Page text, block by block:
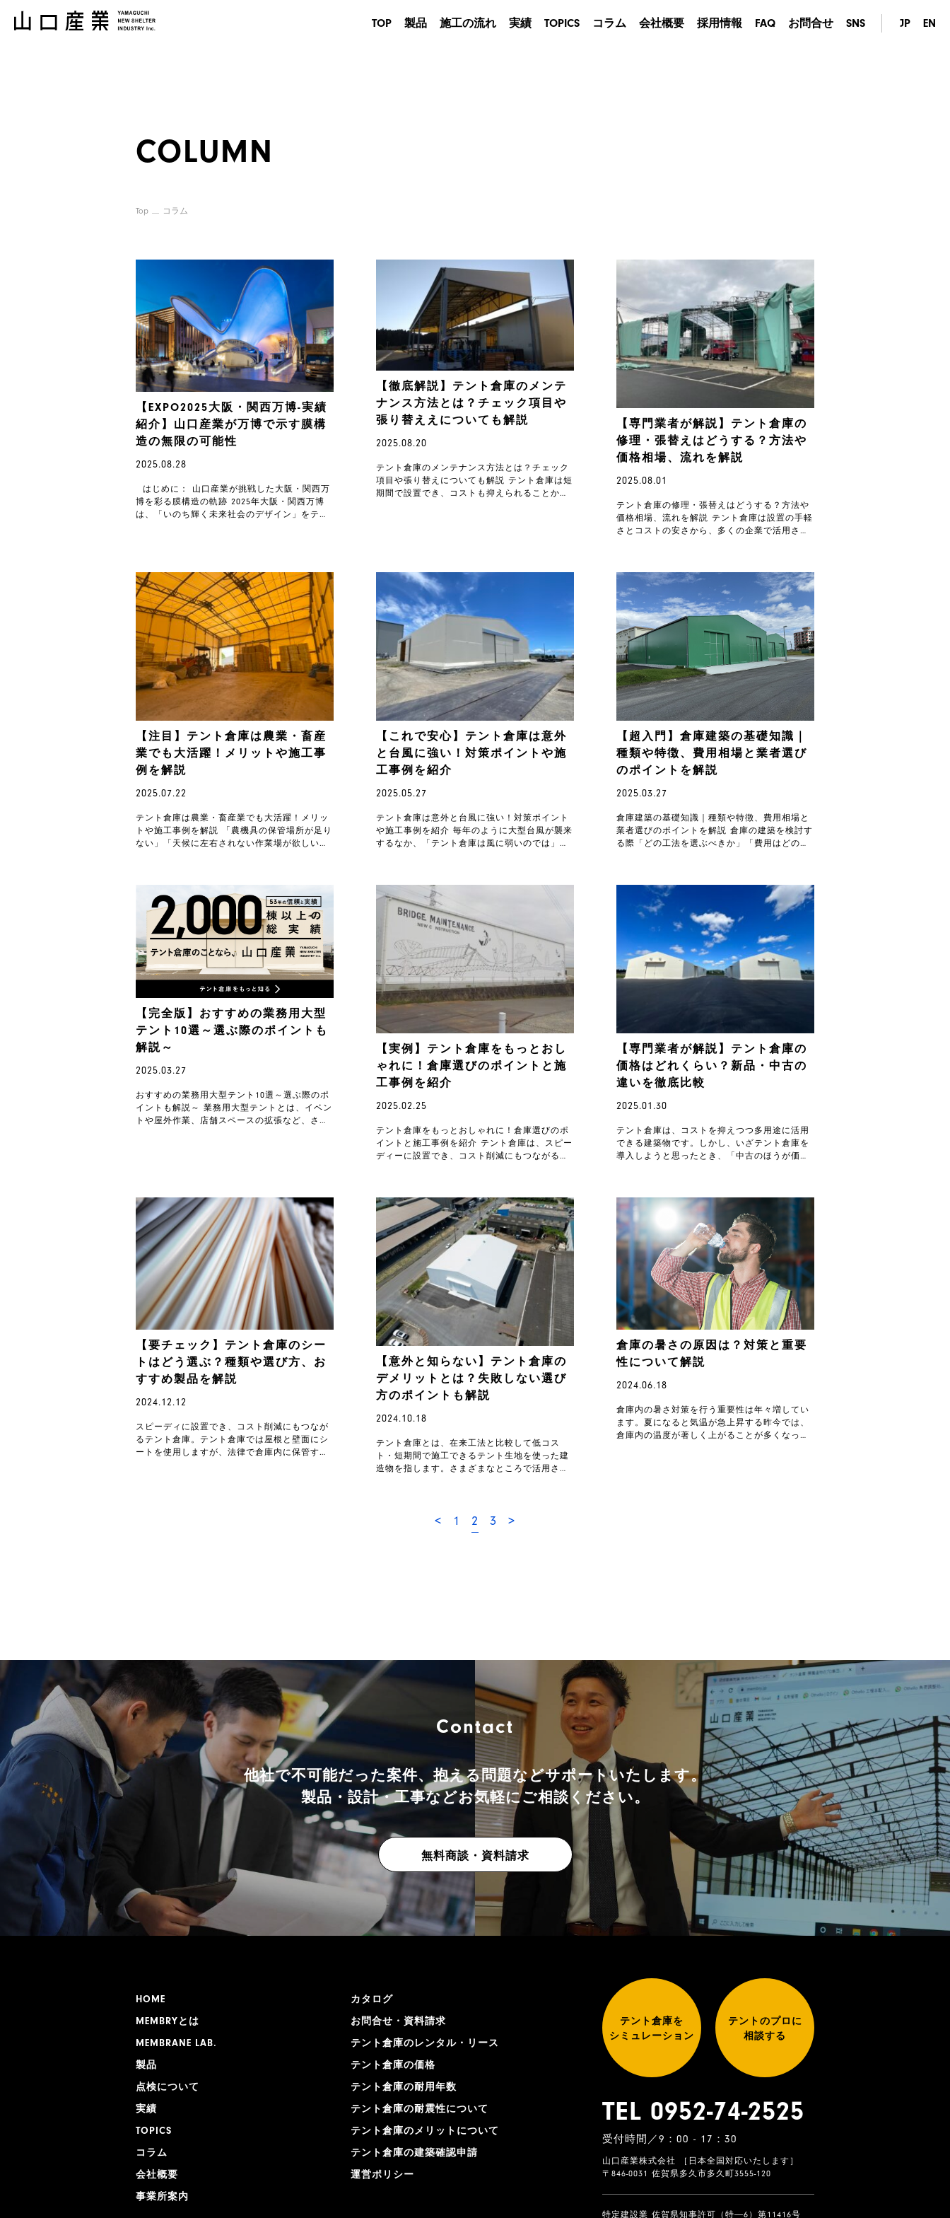
TOP 製品 施工の流れ 実績 TOPICS コラム 会社概要 採用情報 FAQ お問合せ SNS JP EN
COLUMN
Top コラム
【EXPO2025大阪・関西万博-実績
紹介】 山口産業が万博で示す膜構
造の無限の可能性
2025.08.28
はじめに： 山口産業が挑戦した大阪・関西万
博を彩る膜構造の軌跡 2025年大阪・関西万博
は、「いのち輝く未来社会のデザイン」をテー
【徹底解説】テント倉庫のメンテ
ナンス方法とは？チェック項目や
張り替ええについても解説
2025.08.20
テント倉庫のメンテナンス方法とは？チェック
項目や張り替えについても解説 テント倉庫は短
期間で設置でき、コストも抑えられることから
【専門業者が解説】テント倉庫の
修理・張替えはどうする？方法や
価格相場、流れを解説
2025.08.01
テント倉庫の修理・張替えはどうする？方法や
価格相場、流れを解説 テント倉庫は設置の手軽
さとコストの安さから、多くの企業で活用され
【注目】テント倉庫は農業・畜産
業でも大活躍！メリットや施工事
例を解説
2025.07.22
テント倉庫は農業・畜産業でも大活躍！メリッ
トや施工事例を解説 「農機具の保管場所が足り
ない」「天候に左右されない作業場が欲しい」
【これで安心】テント倉庫は意外
と台風に強い！対策ポイントや施
工事例を紹介
2025.05.27
テント倉庫は意外と台風に強い！対策ポイント
や施工事例を紹介 毎年のように大型台風が襲来
するなか、「テント倉庫は風に弱いのでは」と
【超入門】倉庫建築の基礎知識｜
種類や特徴、費用相場と業者選び
のポイントを解説
2025.03.27
倉庫建築の基礎知識｜種類や特徴、費用相場と
業者選びのポイントを解説 倉庫の建築を検討す
る際「どの工法を選ぶべきか」「費用はどのく
【完全版】おすすめの業務用大型
テント10選～選ぶ際のポイントも
解説～
2025.03.27
おすすめの業務用大型テント10選～選ぶ際のポ
イントも解説～ 業務用大型テントとは、イベン
トや屋外作業、店舗スペースの拡張など、さま
【実例】テント倉庫をもっとおし
ゃれに！倉庫選びのポイントと施
工事例を紹介
2025.02.25
テント倉庫をもっとおしゃれに！倉庫選びのポ
イントと施工事例を紹介 テント倉庫は、スピー
ディーに設置でき、コスト削減にもつながる便
【専門業者が解説】テント倉庫の
価格はどれくらい？新品・中古の
違いを徹底比較
2025.01.30
テント倉庫は、コストを抑えつつ多用途に活用
できる建築物です。しかし、いざテント倉庫を
導入しようと思ったとき、「中古のほうが価格
【要チェック】テント倉庫のシー
トはどう選ぶ？種類や選び方、お
すすめ製品を解説
2024.12.12
スピーディに設置でき、コスト削減にもつなが
るテント倉庫。テント倉庫では屋根と壁面にシ
ートを使用しますが、法律で倉庫内に保管する
【意外と知らない】テント倉庫の
デメリットとは？失敗しない選び
方のポイントも解説
2024.10.18
テント倉庫とは、在来工法と比較して低コス
ト・短期間で施工できるテント生地を使った建
造物を指します。さまざまなところで活用され
倉庫の暑さの原因は？対策と重要
性について解説
2024.06.18
倉庫内の暑さ対策を行う重要性は年々増してい
ます。夏になると気温が急上昇する昨今では、
倉庫内の温度が著しく上がることが多くなって
< 1 2 3 >
Contact
他社で不可能だった案件、抱える問題などサポートいたします。
製品・設計・工事などお気軽にご相談ください。
無料商談・資料請求
HOME
MEMBRYとは
MEMBRANE LAB.
製品
点検について
実績
TOPICS
コラム
会社概要
事業所案内
カタログ
お問合せ・資料請求
テント倉庫のレンタル・リース
テント倉庫の価格
テント倉庫の耐用年数
テント倉庫の耐震性について
テント倉庫のメリットについて
テント倉庫の建築確認申請
運営ポリシー
テント倉庫を
シミュレーション
テントのプロに
相談する
TEL 0952-74-2525
受付時間／9：00 - 17：30
山口産業株式会社 ［日本全国対応いたします］
〒846-0031 佐賀県多久市多久町3555-120
特定建設業 佐賀県知事許可（特―6）第11416号